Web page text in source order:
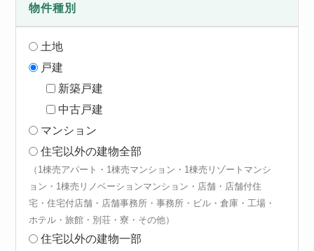
物件種別
土地
戸建
新築戸建
中古戸建
マンション
住宅以外の建物全部
（1棟売アパート・1棟売マンション・1棟売リゾートマンシ
ョン・1棟売リノベーションマンション・店舗・店舗付住
宅・住宅付店舗・店舗事務所・事務所・ビル・倉庫・工場・
ホテル・旅館・別荘・寮・その他）
住宅以外の建物一部